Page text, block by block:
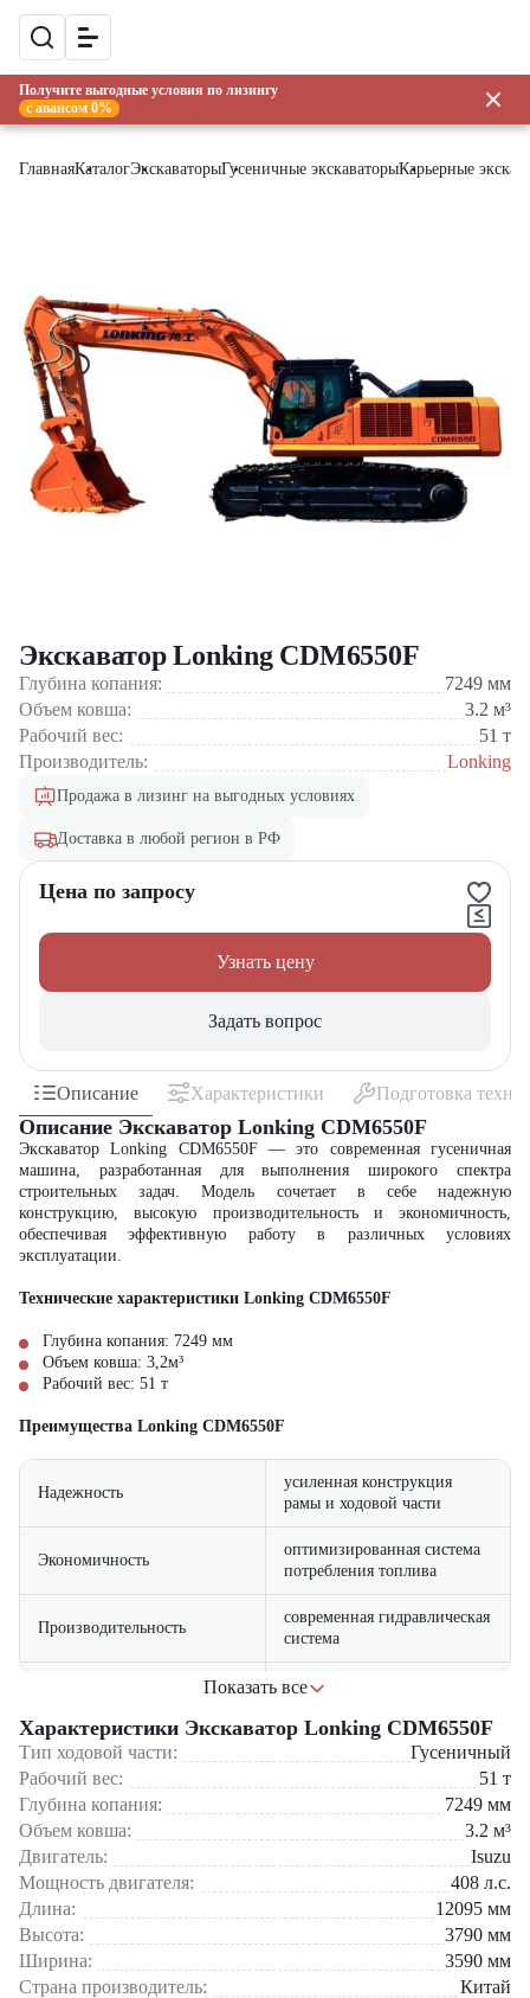
Получите выгодные условия по лизингу
с авансом 0%
ГлавнаяКаталогЭкскаваторыГусеничные экскаваторыКарьерные
Экскаватор Lonking CDM6550F
Глубина копания: 7249 мм
Объем ковша:
3.2 м³
Рабочий вес:
51 т
Производитель:
Lonking
Продажа в лизинг на выгодных условиях
Доставка в любой регион в РФ
Цена по запросу
Узнать цену
Задать вопрос
Описание Характеристики Подготовка
Описание Экскаватор Lonking CDM6550F
Экскаватор Lonking CDM6550F — это современная гусеничная
машина, разработанная для выполнения широкого спектра
строительных задач. Модель сочетает в себе надежную
конструкцию, высокую производительность и экономичность,
обеспечивая эффективную работу в различных условиях
эксплуатации.
Технические характеристики Lonking CDM6550F
Глубина копания: 7249 мм
Объем ковша: 3,2м³
Рабочий вес: 51 т
Преимущества Lonking CDM6550F
Надежность
усиленная конструкция
рамы и ходовой части
Экономичность
оптимизированная система
потребления топлива
Производительность
современная гидравлическая
система
эргономичная кабина с
Универсальность
совместимость с различным
промышленного строительства, карьерных работ и других задач,
требующих высокой производительности и надежности.
Lonking CDM6550F предлагает соотношение цены и качества,
сочетая надежность, производительность и экономическую
эффективность. Выбор этой модели — это практичное решение для
выполнения различных строительных задач.
Экскаватор Lonking CDM6550F можно приобрести в компании
"ЦТО". Мы являемся официальным дилером и предлагаем новые
модели техники с полным сервисным сопровождением. На нашем
сайте вы найдете широкий выбор спецтехники, вилочной и малой
складской техники, навесного оборудования и запчастей.
Показать все
Характеристики Экскаватор Lonking CDM6550F
Тип ходовой части:
Гусеничный
Рабочий вес:
51 т
Глубина копания:
7249 мм
Объем ковша:
3.2 м³
Двигатель:
Isuzu
Мощность двигателя:
408 л.с.
Длина:
12095 мм
Высота:
3790 мм
Ширина:
3590 мм
Страна производитель:
Китай